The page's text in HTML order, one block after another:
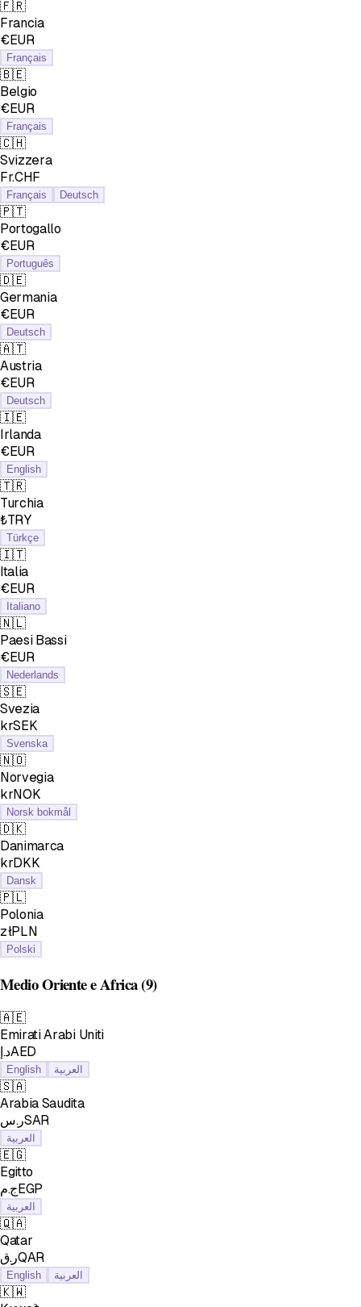
🇫🇷
Francia
€EUR
Français
🇧🇪
Belgio
€EUR
Français
🇨🇭
Svizzera
Fr.CHF
Français Deutsch
🇵🇹
Portogallo
€EUR
Português
🇩🇪
Germania
€EUR
Deutsch
🇦🇹
Austria
€EUR
Deutsch
🇮🇪
Irlanda
€EUR
English
🇹🇷
Turchia
₺TRY
Türkçe
🇮🇹
Italia
€EUR
Italiano
🇳🇱
Paesi Bassi
€EUR
Nederlands
🇸🇪
Svezia
krSEK
Svenska
🇳🇴
Norvegia
krNOK
Norsk bokmål
🇩🇰
Danimarca
krDKK
Dansk
🇵🇱
Polonia
złPLN
Polski
Medio Oriente e Africa(9)
🇦🇪
Emirati Arabi Uniti
د.إAED
English العربية
🇸🇦
Arabia Saudita
ر.سSAR
العربية
🇪🇬
Egitto
ج.مEGP
العربية
🇶🇦
Qatar
ر.قQAR
English العربية
🇰🇼